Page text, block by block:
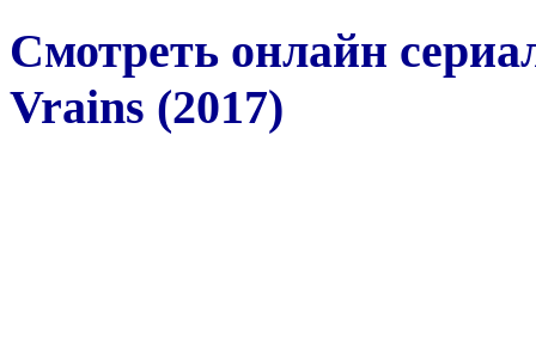
Смотреть онлайн
Vrains (2017)